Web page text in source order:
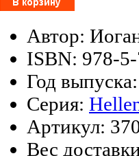
Автор:
ISBN: 978-
Год
Серия:
Артикул:
Вес